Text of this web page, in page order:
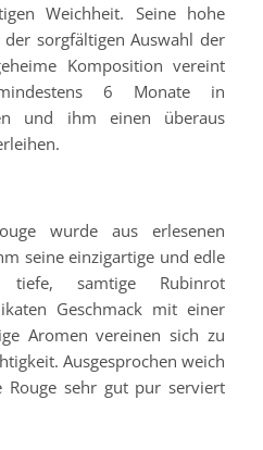
Weichheit. Seine hohe
sorgfältigen Auswahl der
Komposition vereint
6 Monate in
und ihm einen überaus
wurde aus erlesenen
seine einzigartige und edle
samtige Rubinrot
Geschmack mit einer
Aromen vereinen sich zu
Ausgesprochen weich
Rouge sehr gut pur serviert